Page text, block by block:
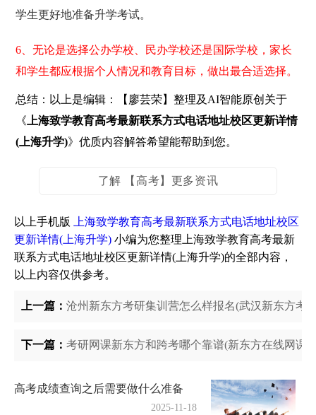
学生更好地准备升学考试。
6、无论是选择公办学校、民办学校还是国际学校，家长
和学生都应根据个人情况和教育目标，做出最合适选择。
总结：以上是编辑：【廖芸荣】整理及AI智能原创关于
《 上海致学教育高考最新联系方式电话地址校区更新详情
(上海升学)》优质内容解答希望能帮助到您。
了解 【高考】更多资讯
以上手机版
上海致学教育高考最新联系方式电话地址校区
更新详情(上海升学) 小编为您整理上海致学教育高考最新
联系方式电话地址校区更新详情(上海升学)的全部内容，
以上内容仅供参考。
上一篇： 沧州新东方考研集训营怎么样报名(武汉新东方考
下一篇： 考研网课新东方和跨考哪个靠谱(新东方在线网课
高考成绩查询之后需要做什么准备
2025-11-18